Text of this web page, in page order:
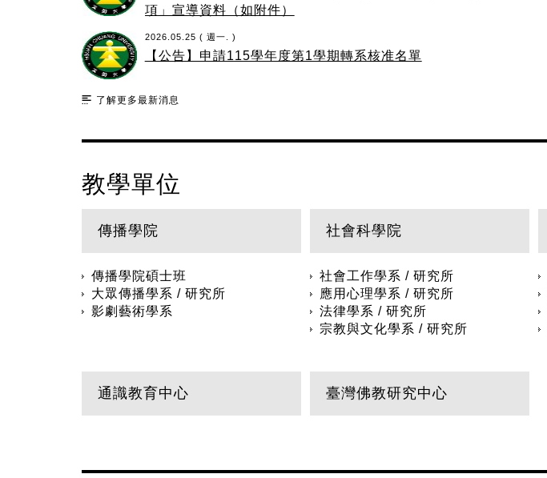
項」宣導資料（如附件）
2026.05.25 ( 週一. )
【公告】申請115學年度第1學期轉系核准名單
了解更多最新消息
教學單位
傳播學院
傳播學院碩士班
大眾傳播學系 / 研究所
影劇藝術學系
社會科學院
社會工作學系 / 研究所
應用心理學系 / 研究所
法律學系 / 研究所
宗教與文化學系 / 研究所
通識教育中心 臺灣佛教研究中心